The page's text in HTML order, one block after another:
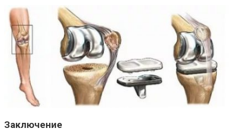
Заключение